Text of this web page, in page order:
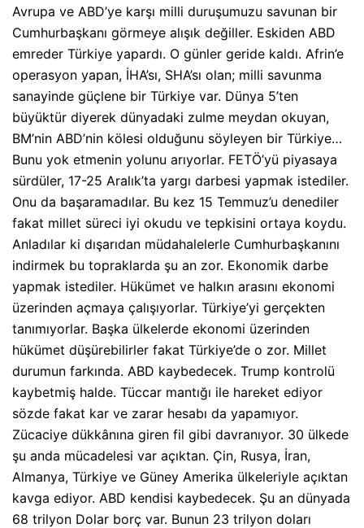
Avrupa ve ABD’ye karşı milli duruşumuzu savunan bir
Cumhurbaşkanı görmeye alışık değiller. Eskiden ABD
emreder Türkiye yapardı. O günler geride kaldı. Afrin’e
operasyon yapan, İHA’sı, SHA’sı olan; milli savunma
sanayinde güçlene bir Türkiye var. Dünya 5’ten
büyüktür diyerek dünyadaki zulme meydan okuyan,
BM’nin ABD’nin kölesi olduğunu söyleyen bir Türkiye…
Bunu yok etmenin yolunu arıyorlar. FETÖ’yü piyasaya
sürdüler, 17-25 Aralık’ta yargı darbesi yapmak istediler.
Onu da başaramadılar. Bu kez 15 Temmuz’u denediler
fakat millet süreci iyi okudu ve tepkisini ortaya koydu.
Anladılar ki dışarıdan müdahalelerle Cumhurbaşkanını
indirmek bu topraklarda şu an zor. Ekonomik darbe
yapmak istediler. Hükümet ve halkın arasını ekonomi
üzerinden açmaya çalışıyorlar. Türkiye’yi gerçekten
tanımıyorlar. Başka ülkelerde ekonomi üzerinden
hükümet düşürebilirler fakat Türkiye’de o zor. Millet
durumun farkında. ABD kaybedecek. Trump kontrolü
kaybetmiş halde. Tüccar mantığı ile hareket ediyor
sözde fakat kar ve zarar hesabı da yapamıyor.
Zücaciye dükkânına giren fil gibi davranıyor. 30 ülkede
şu anda mücadelesi var açıktan. Çin, Rusya, İran,
Almanya, Türkiye ve Güney Amerika ülkeleriyle açıktan
kavga ediyor. ABD kendisi kaybedecek. Şu an dünyada
68 trilyon Dolar borç var. Bunun 23 trilyon doları